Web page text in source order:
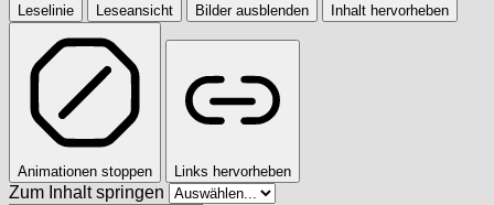
Leselinie Leseansicht Bilder ausblenden Inhalt hervorheben
Animationen stoppen Links hervorheben
Zum Inhalt springen